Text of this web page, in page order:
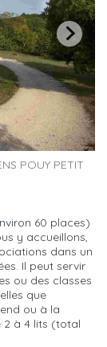
POUY PETIT
60 places)
y accueillons,
dans un
Il peut servir
ou des classes
que
ou à la
2 à 4 lits (total